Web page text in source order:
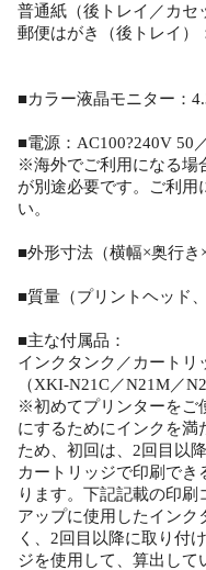
普通紙（後トレイ／カセ
郵便はがき（後トレイ）
■カラー液晶モニター：
■電源：AC100?240V 50
※海外でご利用になる場
が別途必要です。ご利用
い。
■外形寸法（横幅×奥行き
■質量（プリントヘッド
■主な付属品：
インクタンク／カートリ
（XKI-N21C／N21M／
※初めてプリンターをご
にするためにインクを満
ため、初回は、2回目以
カートリッジで印刷で
ります。下記記載の印刷
アップに使用したインク
く、2回目以降に取り付
ジを使用して、算出して